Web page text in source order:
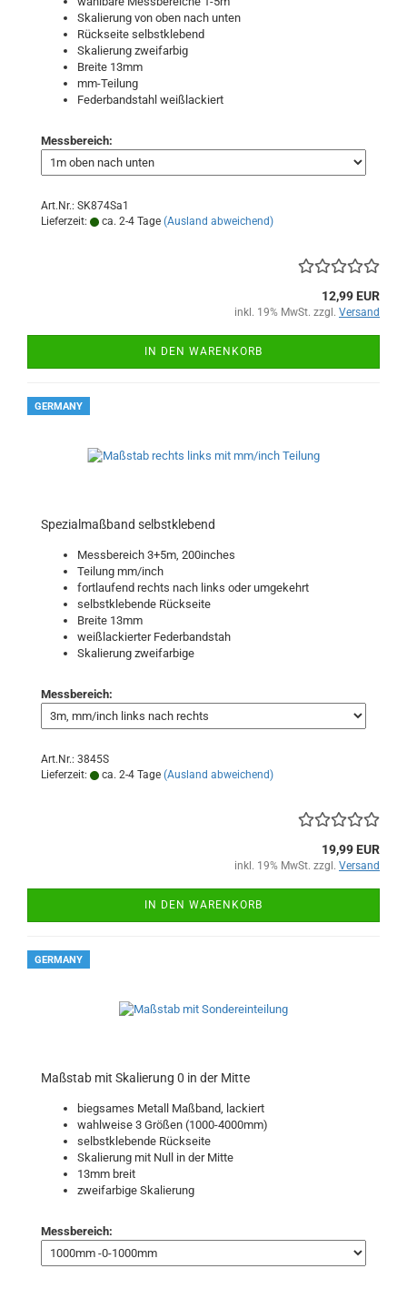
Skalierung von oben nach unten
Rückseite selbstklebend
Skalierung zweifarbig
Breite 13mm
mm-Teilung
Federbandstahl weißlackiert
Messbereich:
Art.Nr.: SK874Sa1
Lieferzeit:
ca. 2-4 Tage (Ausland abweichend)
12,99 EUR
inkl. 19% MwSt. zzgl. Versand
IN DEN WARENKORB
GERMANY
Spezialmaßband selbstklebend
Messbereich 3+5m, 200inches
Teilung mm/inch
fortlaufend rechts nach links oder umgekehrt
selbstklebende Rückseite
Breite 13mm
weißlackierter Federbandstah
Skalierung zweifarbige
Messbereich:
Art.Nr.: 3845S
Lieferzeit:
ca. 2-4 Tage (Ausland abweichend)
19,99 EUR
inkl. 19% MwSt. zzgl. Versand
IN DEN WARENKORB
GERMANY
Maßstab mit Skalierung 0 in der Mitte
biegsames Metall Maßband, lackiert
wahlweise 3 Größen (1000-4000mm)
selbstklebende Rückseite
Skalierung mit Null in der Mitte
13mm breit
zweifarbige Skalierung
Messbereich: